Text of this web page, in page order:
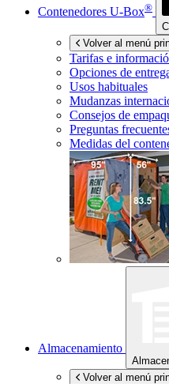
Contenedores U-Box®
Volver al menú
Tarifas e
Opciones de
Usos habituales
Mudanzas
Consejos de
Preguntas
Medidas del
Almacenamiento
Volver al menú